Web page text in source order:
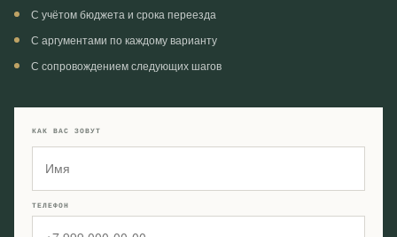
С учётом бюджета и срока переезда
С аргументами по каждому варианту
С сопровождением следующих шагов
КАК ВАС ЗОВУТ
ТЕЛЕФОН